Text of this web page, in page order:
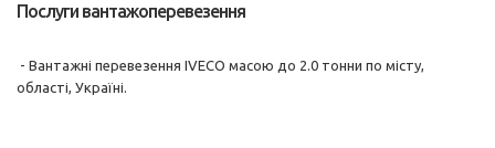
Послуги вантажоперевезення
- Вантажні перевезення IVECO масою до 2.0 тонни по місту,
області, Україні.